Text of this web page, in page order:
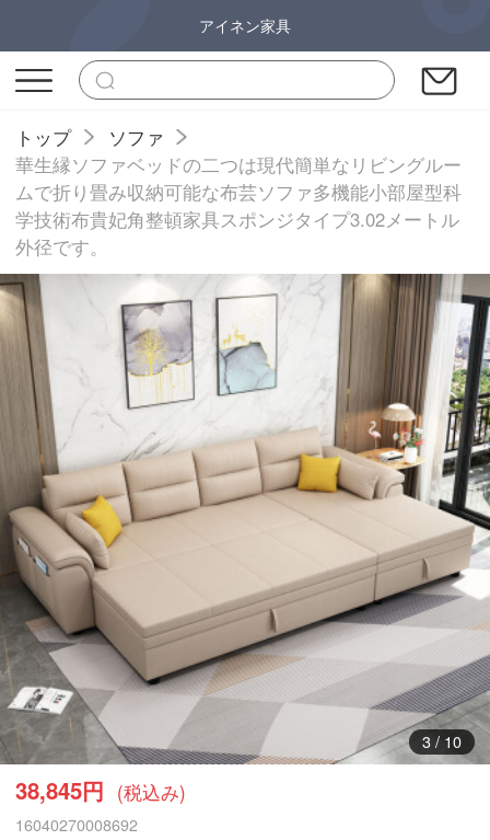
アイネン家具
トップ
ソファ
華生縁ソファベッドの二つは現代簡単なリビングルー
ムで折り畳み収納可能な布芸ソファ多機能小部屋型科
学技術布貴妃角整頓家具スポンジタイプ3.02メートル
外径です。
3/ 10
38,845円 (税込み)
16040270008692